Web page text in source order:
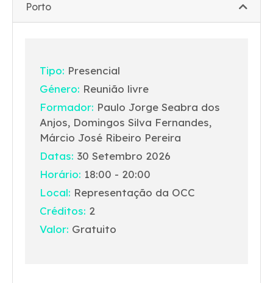
Porto
Tipo: Presencial
Género: Reunião livre
Formador: Paulo Jorge Seabra dos
Anjos, Domingos Silva Fernandes,
Márcio José Ribeiro Pereira
Datas: 30 Setembro 2026
Horário: 18:00 - 20:00
Local: Representação da OCC
Créditos: 2
Valor: Gratuito